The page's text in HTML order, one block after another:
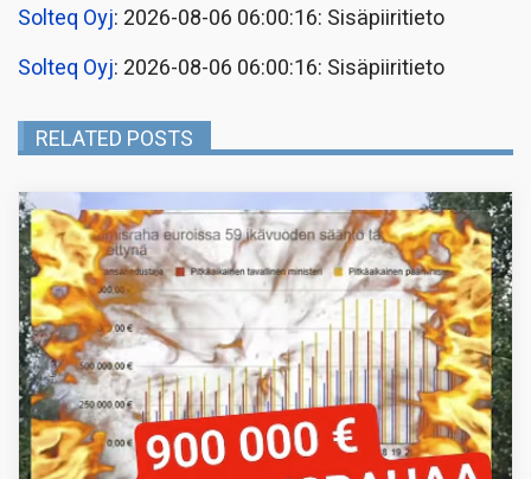
Solteq Oyj: 2026-08-06 06:00:16: Sisäpiiritieto
Solteq Oyj: 2026-08-06 06:00:16: Sisäpiiritieto
RELATED POSTS